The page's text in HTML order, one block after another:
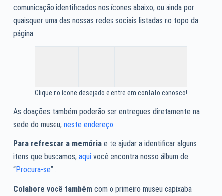
comunicação identificados nos ícones abaixo, ou ainda por
quaisquer uma das nossas redes sociais listadas no topo da
página.
Clique no ícone desejado e entre em contato conosco!
As doações também poderão ser entregues diretamente na
sede do museu, neste endereço.
Para refrescar a memóriae te ajudar a identificar alguns
itens que buscamos, aquivocê encontra nosso álbum de
“Procura-se” .
Colabore você tambémcom o primeiro museu capixaba